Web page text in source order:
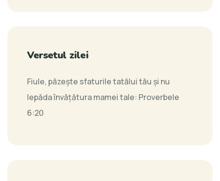
Versetul zilei
Fiule, păzeşte sfaturile tatălui tău şi nu
lepăda învăţătura mamei tale: Proverbele
6:20